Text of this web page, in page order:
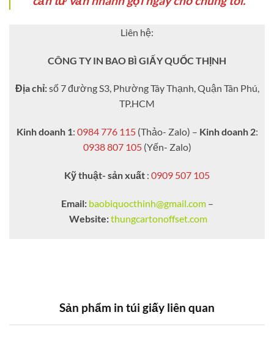
Liên hệ:
CÔNG TY IN BAO BÌ GIẤY QUỐC THỊNH
Địa chỉ:số 7 đường S3, Phường Tây Thạnh, Quận Tân Phú,
TP.HCM
Kinh doanh 1: 0984 776 115(Thảo- Zalo) – Kinh doanh 2:
0938 807 105(Yến- Zalo)
Kỹ thuật- sản xuất : 0909 507 105
Email: baobiquocthinh@gmail.com–
Website:thungcartonoffset.com
Sản phẩm in túi giấy liên quan